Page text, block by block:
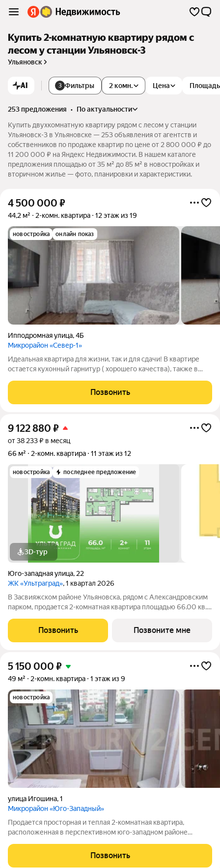
Купить 2-комнатную квартиру рядом с
лесом у станции Ульяновск-3
Ульяновск
AI 3 Фильтры 2 комн. Цена Площадь
253 предложения •
по актуальности
Купить двухкомнатную квартиру рядом с лесом у станции
Ульяновск-3 в Ульяновске — 253 объявления от агентств и
собственников по продаже квартир по цене от 2 800 000 ₽ до
11 200 000 ₽ на Яндекс Недвижимости. В нашем каталоге
предложения площадью от 35 м² до 85 м² в новостройках и
вторичном жилье — фото, планировки и характеристики.
4 500 000 ₽
44,2 м² 2-комн. квартира 12 этаж из 19
новостройка онлайн показ
Ипподромная улица,4Б
Микрорайон «Север-1»
Идеальная квартира для жизни, так и для сдачи! В квартире
остается кухонный гарнитур ( хорошего качества), также в
являются две лоджии с выходом с кухни и с комнаты. Комнаты
раздельные, ремонт
Позвонить
9 122 880 ₽
от 38 233 ₽ в месяц
66 м²
2-комн. квартира 11 этаж из 12
новостройка последнее предложение
3D-тур
Юго-западная улица, 22
ЖК «Ультраград», 1 квартал 2026
В Засвияжском районе Ульяновска, рядом с Александровским
парком, продается 2-комнатная квартира площадью 66.00 кв.
Ультраград от федерального девелопера «Железно».
Ультраград ультра счастливый жилой
Позвонить Позвоните мне
5 150 000 ₽
49 м² 2-комн. квартира 1 этаж из 9
новостройка
улица Игошина,1
Микрорайон «Юго-Западный»
Продается просторная и теплая 2-комнатная квартира,
расположенная в перспективном юго-западном районе
комфорт городской жизни: вся необходимая инфраструктура
находится в шаговой доступности.
Позвонить